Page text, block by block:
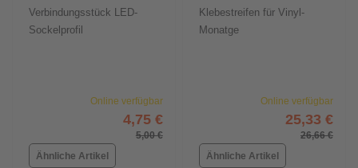
Verbindungsstück LED-
Sockelprofil
Online verfügbar
4,75 €
5,00 €
Ähnliche Artikel
Klebestreifen für Vinyl-
Monatge
Online verfügbar
25,33 €
26,66 €
Ähnliche Artikel